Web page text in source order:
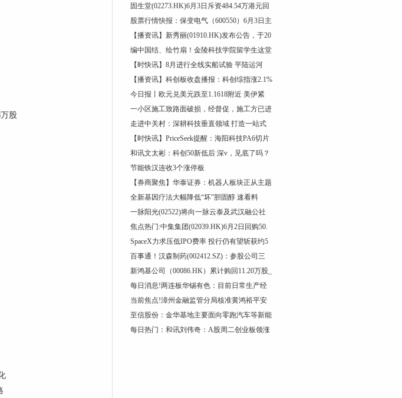
股
固生堂(02273.HK)6月3日斥资484.54万港元回
股票行情快报：保变电气（600550）6月3日主
【播资讯】新秀丽(01910.HK)发布公告，于20
编中国结、绘竹扇！金陵科技学院留学生这堂
【时快讯】8月进行全线实船试验 平陆运河
【播资讯】科创板收盘播报：科创综指涨2.1%
今日报丨欧元兑美元跌至1.1618附近 美伊紧
一小区施工致路面破损，经督促，施工方已进
走进中关村：深耕科技垂直领域 打造一站式
【时快讯】PriceSeek提醒：海阳科技PA6切片
和讯文太彬：科创50新低后 深v，见底了吗？
节能铁汉连收3个涨停板
【券商聚焦】华泰证券：机器人板块正从主题
全新基因疗法大幅降低“坏”胆固醇 速看料
一脉阳光(02522)将向一脉云泰及武汉融公社
焦点热门:中集集团(02039.HK)6月2日回购50.
SpaceX力求压低IPO费率 投行仍有望斩获约5
百事通！汉森制药(002412.SZ)：参股公司三
新鸿基公司（00086.HK）累计购回11.20万股_
每日消息!两连板华锡有色：目前日常生产经
当前焦点!漳州金融监管分局核准黄鸿裕平安
至信股份：金华基地主要面向零跑汽车等新能
每日热门：和讯刘伟奇：A股周二创业板领涨